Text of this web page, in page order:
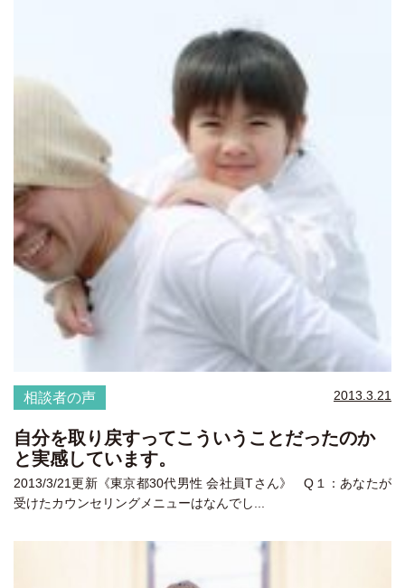
相談者の声 2013.3.21
自分を取り戻すってこういうことだったのか
と実感しています。
2013/3/21更新《東京都30代男性 会社員Tさん》 Q１：あなたが
受けたカウンセリングメニューはなんでし...